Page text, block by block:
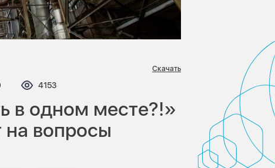
Просмотров:
4153
Скачать
в одном месте?!»
на вопросы